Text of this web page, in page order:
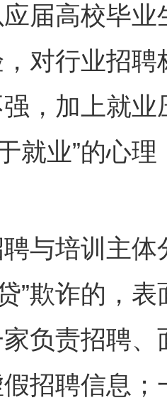
高校毕业
对行业招
，加上就
就业”的心
培训主体
”欺诈的，
负责招聘
招聘信息